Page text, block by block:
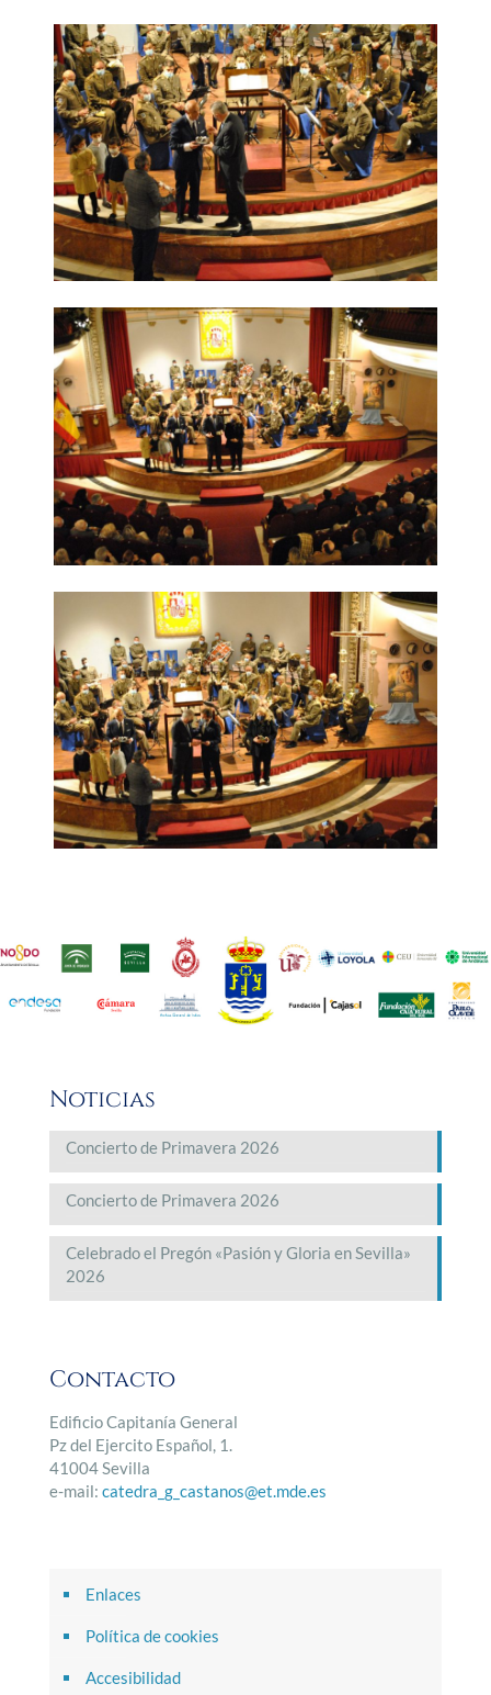
Noticias
Concierto de Primavera 2026
Concierto de Primavera 2026
Celebrado el Pregón «Pasión y Gloria en Sevilla»
2026
Contacto
Edificio Capitanía General
Pz del Ejercito Español, 1.
41004 Sevilla
e-mail: catedra_g_castanos@et.mde.es
Enlaces
Política de cookies
Accesibilidad